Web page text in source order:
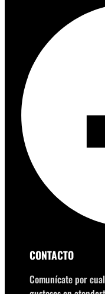
CONTACTO
Comunícate por